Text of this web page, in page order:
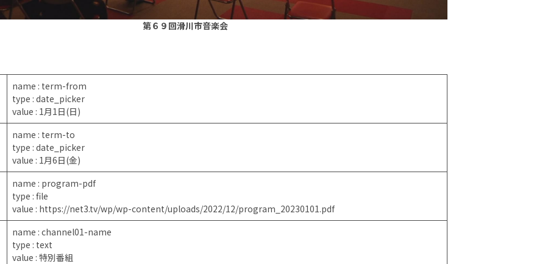
第６９回滑川市音楽会
name : term-from
type : date_picker
value : 1月1日(日)
name : term-to
type : date_picker
value : 1月6日(金)
name : program-pdf
type : file
value : https://net3.tv/wp/wp-content/uploads/2022/12/program_20230101.pdf
name : channel01-name
type : text
value : 特別番組